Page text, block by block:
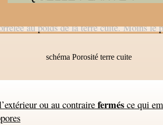
entre le volume des micropores et
au poids de la terre cuite. Moins
ou au contrairefermés ce qui